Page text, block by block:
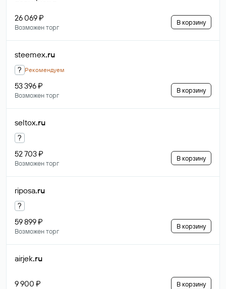
26 069 ₽
Возможен торг
В корзину
steemex.ru
? Рекомендуем
53 396 ₽
Возможен торг
В корзину
seltox.ru
?
52 703 ₽
Возможен торг
В корзину
riposa.ru
?
59 899 ₽
Возможен торг
В корзину
airjek.ru
9 900 ₽ В корзину